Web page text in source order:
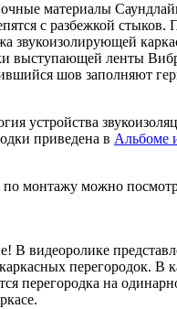
материалы
с разбежкой стыков.
звукоизолирующей
выступающей ленты
шов заполняют
устройства
приведена в Альбоме
монтажу можно
В видеоролике
перегородок. В
перегородка на